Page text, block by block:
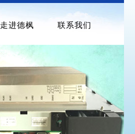
走进德枫 联系我们